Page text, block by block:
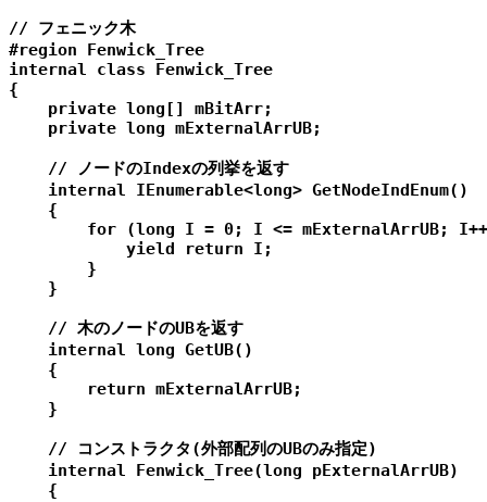
// フェニック木
#region Fenwick_Tree
internal class Fenwick_Tree
{
    private long[] mBitArr;
    private long mExternalArrUB;
    // ノードのIndexの列挙を返す
    internal IEnumerable<long> GetNodeIndEnum()
    {
for (long I = 0; I <= mExternalArrUB;
            yield return I;
        }
    }
    // 木のノードのUBを返す
    internal long GetUB()
    {
        return mExternalArrUB;
    }
    // コンストラクタ(外部配列のUBのみ指定)
    internal Fenwick_Tree(long pExternalArrUB)
    {